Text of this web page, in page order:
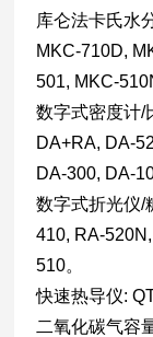
库仑法卡氏水
MKC-710D,
501, MKC-
数字式密度计/
DA+RA, DA-
DA-300, DA-
数字式折光仪/
410, RA-
510。
快速热导仪:
二氧化碳气容